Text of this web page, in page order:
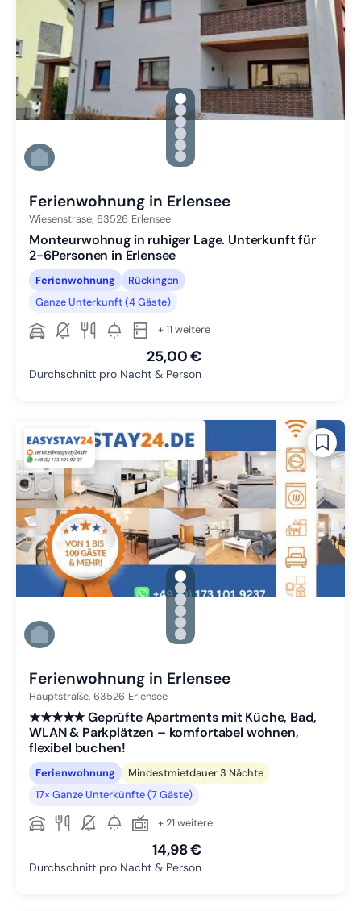
gallery.slide_selector
Zu Slide 1 wechseln
Zu Slide 2 wechseln
Zu Slide 3 wechseln
Zu Slide 4 wechseln
Zu Slide 5 wechseln
Zu Slide 6 wechseln
Ferienwohnung in Erlensee
Wiesenstrase, 63526 Erlensee
Monteurwohnug in ruhiger Lage. Unterkunft für
2-6Personen in Erlensee
Ferienwohnung
Rückingen
Ganze Unterkunft (4 Gäste)
+ 11 weitere
25,00 €
Durchschnitt pro Nacht & Person
gallery.slide_selector
Zu Slide 1 wechseln
Zu Slide 2 wechseln
Zu Slide 3 wechseln
Zu Slide 4 wechseln
Zu Slide 5 wechseln
Zu Slide 6 wechseln
Ferienwohnung in Erlensee
Hauptstraße, 63526 Erlensee
★★★★★ Geprüfte Apartments mit Küche, Bad,
WLAN & Parkplätzen – komfortabel wohnen,
flexibel buchen!
Ferienwohnung
Mindestmietdauer 3 Nächte
17× Ganze Unterkünfte (7 Gäste)
+ 21 weitere
14,98 €
Durchschnitt pro Nacht & Person